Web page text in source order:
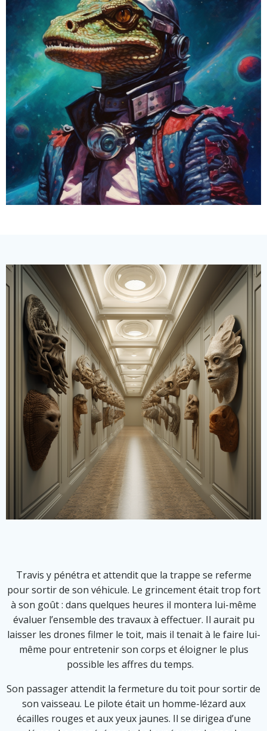
Travis y pénétra et attendit que la trappe se referme
pour sortir de son véhicule. Le grincement était trop fort
à son goût : dans quelques heures il montera lui-même
évaluer l’ensemble des travaux à effectuer. Il aurait pu
laisser les drones filmer le toit, mais il tenait à le faire lui-
même pour entretenir son corps et éloigner le plus
possible les affres du temps.
Son passager attendit la fermeture du toit pour sortir de
son vaisseau. Le pilote était un homme-lézard aux
écailles rouges et aux yeux jaunes. Il se dirigea d’une